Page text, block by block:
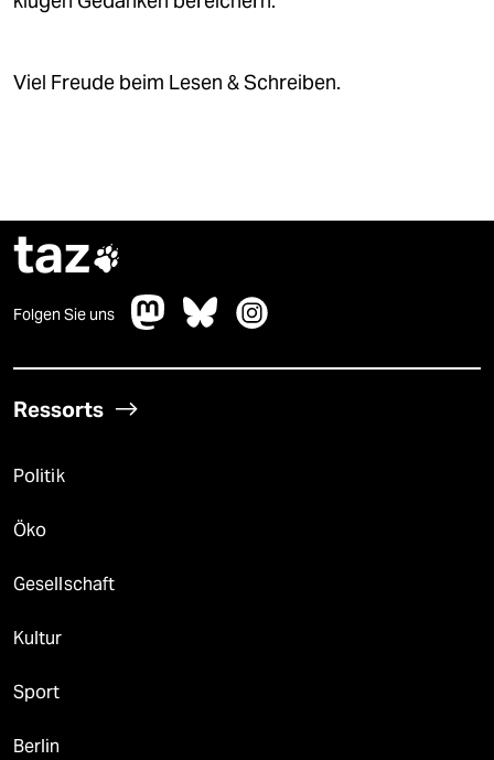
Viel Freude beim Lesen & Schreiben.
taz
Folgen Sie uns
Ressorts
Politik
Öko
Gesellschaft
Kultur
Sport
Berlin